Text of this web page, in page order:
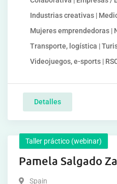
Industrias creativas |
Mujeres emprendedoras |
Transporte, logística |
Videojuegos, e-sports |
Detalles
Taller práctico (webinar)
Pamela Salgado
Spain